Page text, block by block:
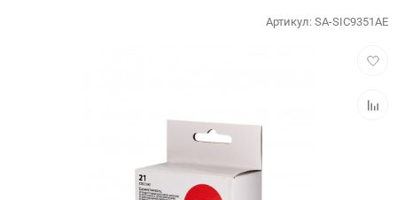
Артикул:SA-SIC9351AE